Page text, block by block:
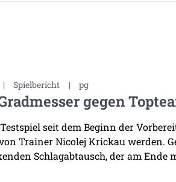
| Spielbericht | pg
gegen
seit dem Beginn der
Trainer Nicolej Krickau werden.
Schlagabtausch, der am Ende